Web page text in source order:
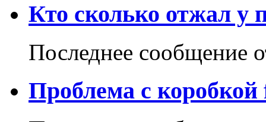
Кто сколько отжал у
Последнее сообщение
Проблема с